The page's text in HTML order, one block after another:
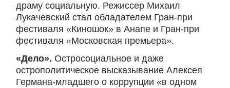
драму социальную. Режиссер Михаил
Лукачевский стал обладателем Гран-при
фестиваля «Киношок» в Анапе и Гран-при
фестиваля «Московская премьера».
«Дело». Остросоциальное и даже
острополитическое высказывание Алексея
Германа-младшего о коррупции «в одном